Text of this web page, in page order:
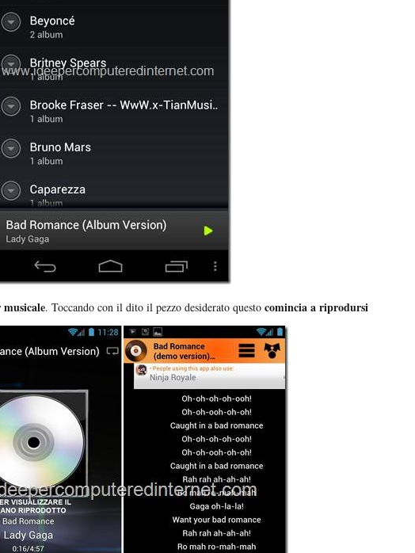
. Toccando con il dito il pezzo desiderato questo comincia a riprodursi